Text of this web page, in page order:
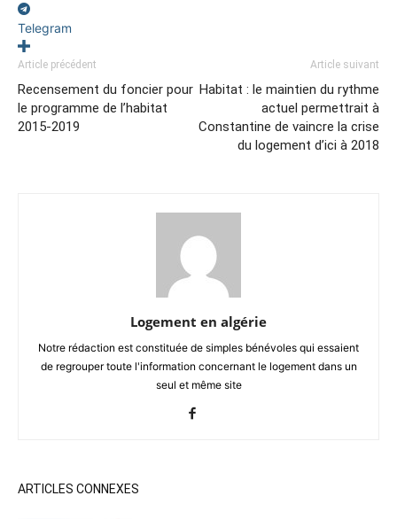
Telegram
Article précédent
Recensement du foncier pour
le programme de l’habitat
2015-2019
Article suivant
Habitat : le maintien du rythme
actuel permettrait à
Constantine de vaincre la crise
du logement d’ici à 2018
Logement en algérie
Notre rédaction est constituée de simples bénévoles qui essaient
de regrouper toute l'information concernant le logement dans un
seul et même site
ARTICLES CONNEXES